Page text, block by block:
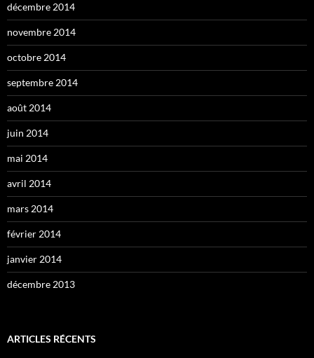
décembre 2014
novembre 2014
octobre 2014
septembre 2014
août 2014
juin 2014
mai 2014
avril 2014
mars 2014
février 2014
janvier 2014
décembre 2013
ARTICLES RÉCENTS